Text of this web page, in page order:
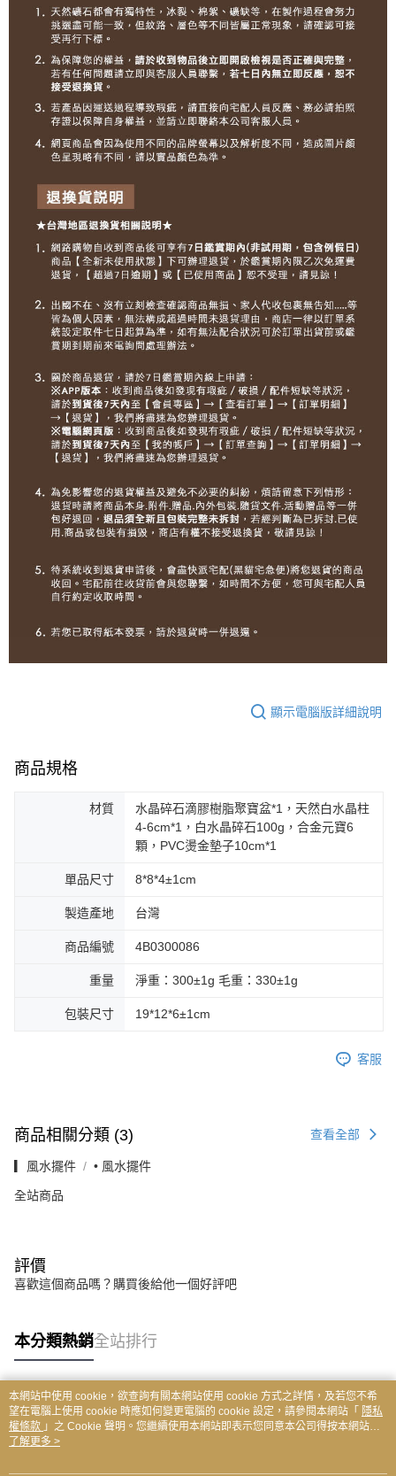
顯示電腦版詳細說明
商品規格
材質
水晶碎石滴膠樹脂聚寶盆*1，天然白水晶柱
4-6cm*1，白水晶碎石100g，合金元寶6
顆，PVC燙金墊子10cm*1
單品尺寸 8*8*4±1cm
製造產地 台灣
商品編號 4B0300086
重量 淨重：300±1g 毛重：330±1g
包裝尺寸 19*12*6±1cm
客服
商品相關分類 (3) 查看全部
▎風水擺件 • 風水擺件
全站商品
評價
喜歡這個商品嗎？購買後給他一個好評吧
本分類熱銷全站排行
熱門標籤
本網站中使用 cookie，欲查詢有關本網站使用 cookie 方式之詳情，及若您不希
望在電腦上使用 cookie 時應如何變更電腦的 cookie 設定，請參閱本網站「 隱私
權條款 」之 Cookie 聲明。您繼續使用本網站即表示您同意本公司得按本網站使
用條款之 Cookie 聲明使用 cookie。
了解更多 >